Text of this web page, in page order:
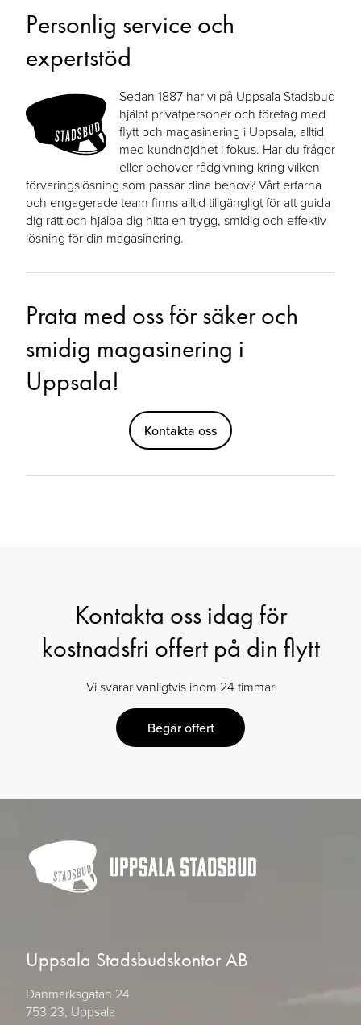
Personlig service och
expertstöd
Sedan 1887 har vi på Uppsala Stadsbud
hjälpt privatpersoner och företag med
flytt och magasinering i Uppsala, alltid
med kundnöjdhet i fokus. Har du frågor
eller behöver rådgivning kring vilken
förvaringslösning som passar dina behov? Vårt erfarna
och engagerade team finns alltid tillgängligt för att guida
dig rätt och hjälpa dig hitta en trygg, smidig och effektiv
lösning för din magasinering.
Prata med oss för säker och
smidig magasinering i
Uppsala!
Kontakta oss
Kontakta oss idag för
kostnadsfri offert på din flytt
Vi svarar vanligtvis inom 24 timmar
Begär offert
Uppsala Stadsbudskontor AB
Danmarksgatan 24
753 23, Uppsala